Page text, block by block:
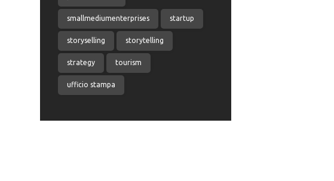
smallmediumenterprises startup
storyselling storytelling
strategy tourism
ufficio stampa